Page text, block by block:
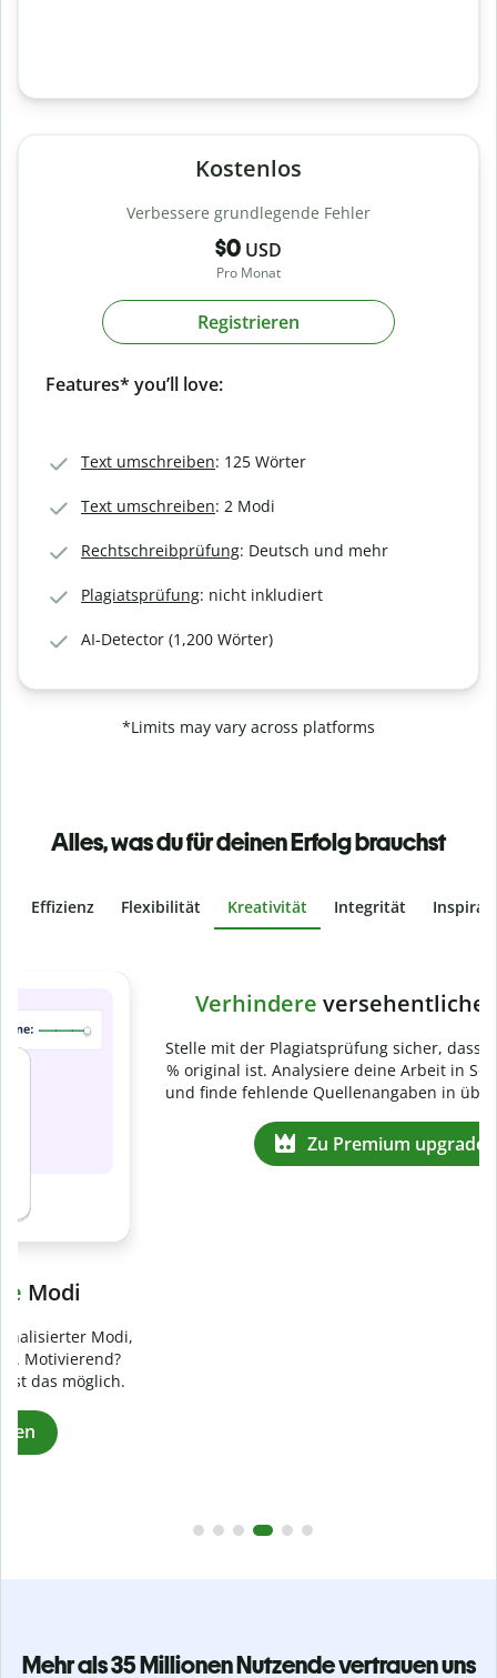
Kostenlos
Verbessere grundlegende Fehler
$0 USD
Pro Monat
Registrieren
Features* you’ll love:
Text umschreiben: 125 Wörter
Text umschreiben: 2 Modi
Rechtschreibprüfung: Deutsch und mehr
Plagiatsprüfung: nicht inkludiert
AI-Detector (1,200 Wörter)
*Limits may vary across platforms
Alles, was du für deinen Erfolg brauchst
Effizienz Flexibilität Kreativität Integrität
Verhindere
Stelle mit der Plagiatsprüfung sicher, dass dein Text zu 100
% original ist. Analysiere deine Arbeit in Sekundenschnelle
und finde fehlende Quellenangaben in über 100 Sprachen.
Mehr als 35 Millionen Nutzende vertrauen uns